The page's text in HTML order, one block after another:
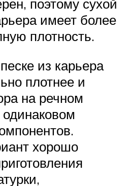
поэтому сухой
имеет более
плотность.
из карьера
плотнее и
на речном
хорошо